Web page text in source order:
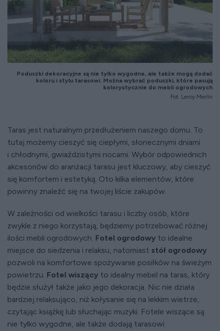
Poduszki dekoracyjne są nie tylko wygodne, ale także mogą dodać
koloru i stylu tarasowi. Można wybrać poduszki, które pasują
kolorystycznie do mebli ogrodowych
Fot. Leroy Merlin
Taras jest naturalnym przedłużeniem naszego domu. To
tutaj możemy cieszyć się ciepłymi, słonecznymi dniami
i chłodnymi, gwiaździstymi nocami. Wybór odpowiednich
akcesoriów do aranżacji tarasu jest kluczowy, aby cieszyć
się komfortem i estetyką. Oto kilka elementów, które
powinny znaleźć się na twojej liście zakupów.
W zależności od wielkości tarasu i liczby osób, które
zwykle z niego korzystają, będziemy potrzebować różnej
ilości mebli ogrodowych. Fotel ogrodowy to idealne
miejsce do siedzenia i relaksu, natomiast stół ogrodowy
pozwoli na komfortowe spożywanie posiłków na świeżym
powietrzu. Fotel wiszący to idealny mebel na taras, który
będzie służył także jako jego dekoracja. Nic nie działa
bardziej relaksująco, niż kołysanie się na lekkim wietrze,
czytając książkę lub słuchając muzyki. Fotele wiszące są
nie tylko wygodne, ale także dodają tarasowi